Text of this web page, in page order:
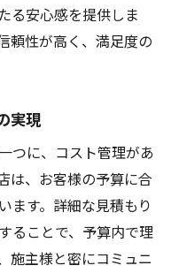
る安心感を提供しま
頼性が高く、満足度の
実現
つに、コスト管理があ
は、お客様の予算に合
ます。詳細な見積もり
ることで、予算内で理
施主様と密にコミュニ